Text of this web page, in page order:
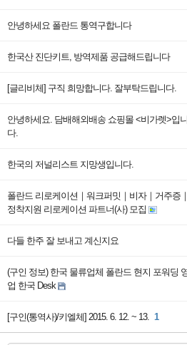
안녕하세요 폴란드 통역구합니다
한국산 진단키트, 방역제품 공급해드립니다
[글리비체] 구직 희망합니다. 잘부탁드립니다.
안녕하세요. 담배해외배송 쇼핑몰 <비가렛>입니
다.
한국의 저널리스트 지망생입니다.
폴란드 리로케이션｜워크퍼밋｜비자｜거주증｜
정착지원 리로케이션 파트너(사) 모집
다들 한주 잘 보내고 계신지요
(구인 정보) 한국 물류업체 폴란드 현지 포워딩
업 한국 Desk
[구인(통역사)/키엘체] 2015. 6. 12. ~ 13. 1